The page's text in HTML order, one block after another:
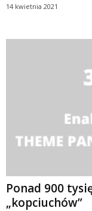
14 kwietnia 2021
Ponad 900
„kopciuchów”